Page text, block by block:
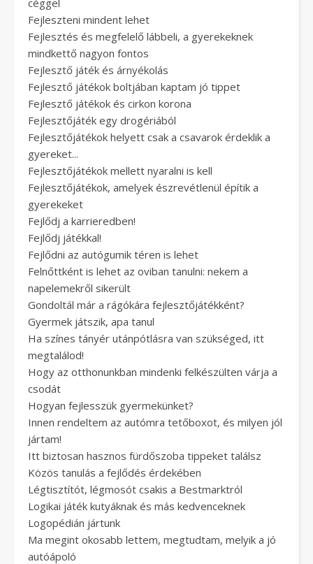
céggel
Fejleszteni mindent lehet
Fejlesztés és megfelelő lábbeli, a gyerekeknek
mindkettő nagyon fontos
Fejlesztő játék és árnyékolás
Fejlesztő játékok boltjában kaptam jó tippet
Fejlesztő játékok és cirkon korona
Fejlesztőjáték egy drogériából
Fejlesztőjátékok helyett csak a csavarok érdeklik a
gyereket...
Fejlesztőjátékok mellett nyaralni is kell
Fejlesztőjátékok, amelyek észrevétlenül építik a
gyerekeket
Fejlődj a karrieredben!
Fejlődj játékkal!
Fejlődni az autógumik téren is lehet
Felnőttként is lehet az oviban tanulni: nekem a
napelemekről sikerült
Gondoltál már a rágókára fejlesztőjátékként?
Gyermek játszik, apa tanul
Ha színes tányér utánpótlásra van szükséged, itt
megtalálod!
Hogy az otthonunkban mindenki felkészülten várja a
csodát
Hogyan fejlesszük gyermekünket?
Innen rendeltem az autómra tetőboxot, és milyen jól
jártam!
Itt biztosan hasznos fürdőszoba tippeket találsz
Közös tanulás a fejlődés érdekében
Légtisztítót, légmosót csakis a Bestmarktról
Logikai játék kutyáknak és más kedvenceknek
Logopédián jártunk
Ma megint okosabb lettem, megtudtam, melyik a jó
autóápoló